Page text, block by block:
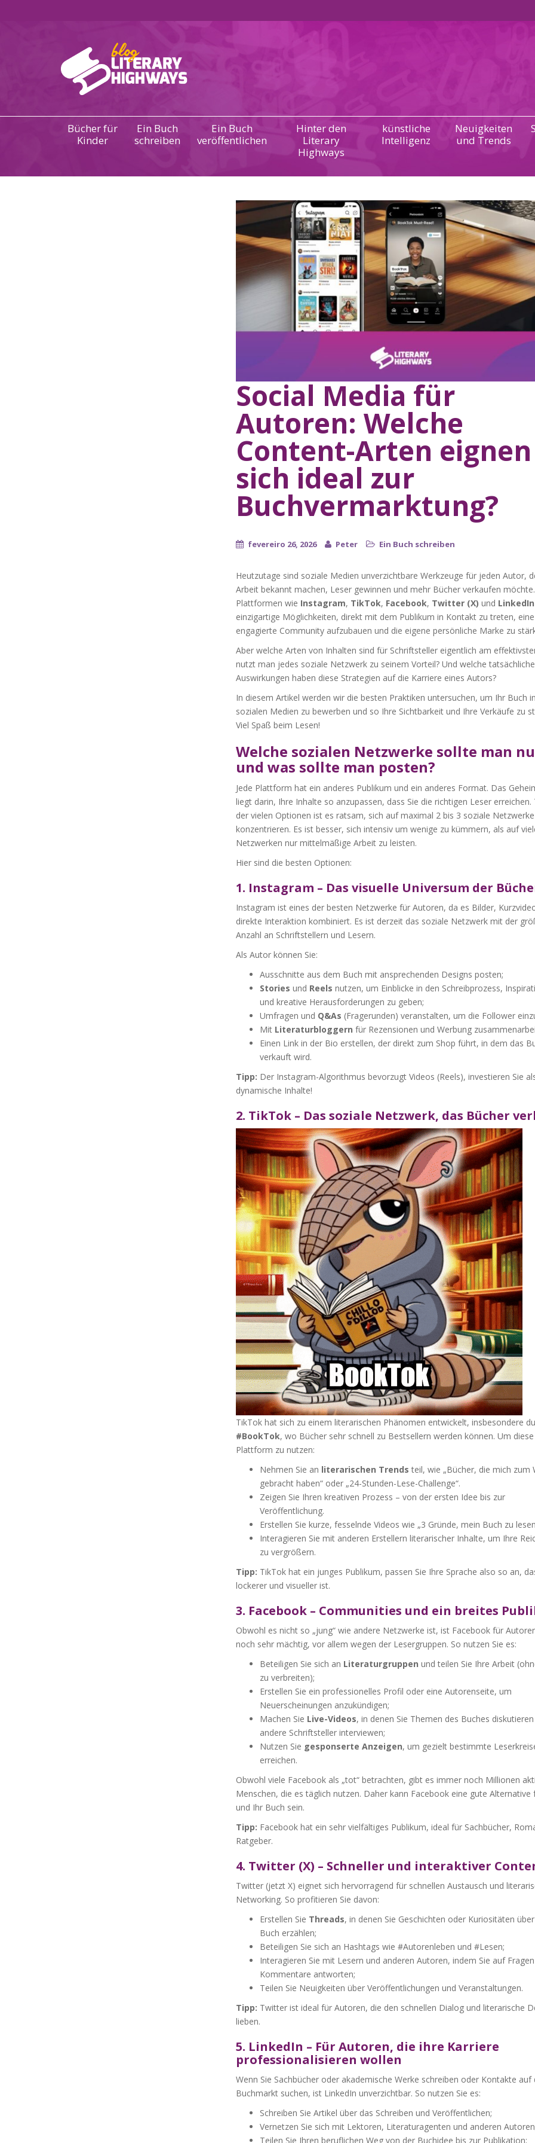
Bücher für
Kinder
Ein Buch
schreiben
Ein Buch
veröffentlichen
Hinter den
Literary
Highways
künstliche
Intelligenz
Neuigkeiten
und Trends
Social Media für
Autoren: Welche
Content-Arten eignen
sich ideal zur
Buchvermarktung?
fevereiro 26, 2026 Peter Ein Buch schreiben
Heutzutage sind soziale Medien unverzichtbare Werkzeuge für jeden Autor,
Arbeit bekannt machen, Leser gewinnen und mehr Bücher verkaufen möchte.
Plattformen wie Instagram, TikTok, Facebook, Twitter (X) und LinkedIn
einzigartige Möglichkeiten, direkt mit dem Publikum in Kontakt zu treten, eine
engagierte Community aufzubauen und die eigene persönliche Marke zu
Aber welche Arten von Inhalten sind für Schriftsteller eigentlich am
nutzt man jedes soziale Netzwerk zu seinem Vorteil? Und welche
Auswirkungen haben diese Strategien auf die Karriere eines Autors?
In diesem Artikel werden wir die besten Praktiken untersuchen, um Ihr Buch
sozialen Medien zu bewerben und so Ihre Sichtbarkeit und Ihre Verkäufe zu
Viel Spaß beim Lesen!
Welche sozialen Netzwerke sollte man
und was sollte man posten?
Jede Plattform hat ein anderes Publikum und ein anderes Format. Das
liegt darin, Ihre Inhalte so anzupassen, dass Sie die richtigen Leser erreichen.
der vielen Optionen ist es ratsam, sich auf maximal 2 bis 3 soziale
konzentrieren. Es ist besser, sich intensiv um wenige zu kümmern, als auf
Netzwerken nur mittelmäßige Arbeit zu leisten.
Hier sind die besten Optionen:
1. Instagram – Das visuelle Universum der
Instagram ist eines der besten Netzwerke für Autoren, da es Bilder,
direkte Interaktion kombiniert. Es ist derzeit das soziale Netzwerk mit der
Anzahl an Schriftstellern und Lesern.
Als Autor können Sie:
Ausschnitte aus dem Buch mit ansprechenden Designs posten;
Stories und Reels nutzen, um Einblicke in den Schreibprozess,
und kreative Herausforderungen zu geben;
Umfragen und Q&As (Fragerunden) veranstalten, um die Follower
Mit Literaturbloggern für Rezensionen und Werbung
Einen Link in der Bio erstellen, der direkt zum Shop führt, in dem das
verkauft wird.
Tipp: Der Instagram-Algorithmus bevorzugt Videos (Reels), investieren Sie
dynamische Inhalte!
2. TikTok – Das soziale Netzwerk, das Bücher
TikTok hat sich zu einem literarischen Phänomen entwickelt, insbesondere
#BookTok, wo Bücher sehr schnell zu Bestsellern werden können. Um diese
Plattform zu nutzen:
Nehmen Sie an literarischen Trends teil, wie „Bücher, die mich zum
gebracht haben“ oder „24-Stunden-Lese-Challenge“.
Zeigen Sie Ihren kreativen Prozess – von der ersten Idee bis zur
Veröffentlichung.
Erstellen Sie kurze, fesselnde Videos wie „3 Gründe, mein Buch zu
Interagieren Sie mit anderen Erstellern literarischer Inhalte, um Ihre
zu vergrößern.
Tipp: TikTok hat ein junges Publikum, passen Sie Ihre Sprache also so an,
lockerer und visueller ist.
3. Facebook – Communities und ein breites
Obwohl es nicht so „jung“ wie andere Netzwerke ist, ist Facebook für
noch sehr mächtig, vor allem wegen der Lesergruppen. So nutzen Sie es:
Beteiligen Sie sich an Literaturgruppen und teilen Sie Ihre Arbeit
zu verbreiten);
Erstellen Sie ein professionelles Profil oder eine Autorenseite, um
Neuerscheinungen anzukündigen;
Machen Sie Live-Videos, in denen Sie Themen des Buches
andere Schriftsteller interviewen;
Nutzen Sie gesponserte Anzeigen, um gezielt bestimmte
erreichen.
Obwohl viele Facebook als „tot“ betrachten, gibt es immer noch Millionen
Menschen, die es täglich nutzen. Daher kann Facebook eine gute Alternative
und Ihr Buch sein.
Tipp: Facebook hat ein sehr vielfältiges Publikum, ideal für Sachbücher,
Ratgeber.
4. Twitter (X) – Schneller und interaktiver
Twitter (jetzt X) eignet sich hervorragend für schnellen Austausch und
Networking. So profitieren Sie davon:
Erstellen Sie Threads, in denen Sie Geschichten oder Kuriositäten
Buch erzählen;
Beteiligen Sie sich an Hashtags wie #Autorenleben und #Lesen;
Interagieren Sie mit Lesern und anderen Autoren, indem Sie auf
Kommentare antworten;
Teilen Sie Neuigkeiten über Veröffentlichungen und Veranstaltungen.
Tipp: Twitter ist ideal für Autoren, die den schnellen Dialog und literarische
lieben.
5. LinkedIn – Für Autoren, die ihre Karriere
professionalisieren wollen
Wenn Sie Sachbücher oder akademische Werke schreiben oder Kontakte auf
Buchmarkt suchen, ist LinkedIn unverzichtbar. So nutzen Sie es:
Schreiben Sie Artikel über das Schreiben und Veröffentlichen;
Vernetzen Sie sich mit Lektoren, Literaturagenten und anderen
Teilen Sie Ihren beruflichen Weg von der Buchidee bis zur Publikation;